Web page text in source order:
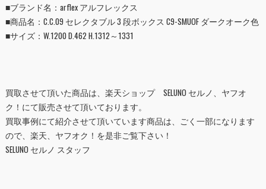
■ブランド名：arflex アルフレックス
■商品名：C.C.09 セレクタブル 3 段ボックス C9-SMUOF ダークオーク色
■サイズ：W.1200 D.462 H.1312～1331
買取させて頂いた商品は、 楽天ショップ SELUNO セルノ 、 ヤフオ
ク！ にて販売させて頂いております。
買取事例にて紹介させて頂いています商品は、ごく一部になります
ので、楽天、ヤフオク！を是非ご覧下さい！
SELUNO セルノ スタッフ